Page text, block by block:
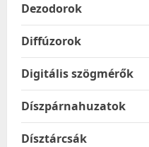
Dezodorok
Diffúzorok
Digitális szögmérők
Díszpárnahuzatok
Dísztárcsák